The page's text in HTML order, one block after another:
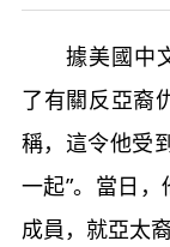
據美國中文
了有關反亞裔
稱，這令他受
一起”。當日
成員，就亞太